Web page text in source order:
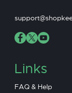
Links
FAQ & Help